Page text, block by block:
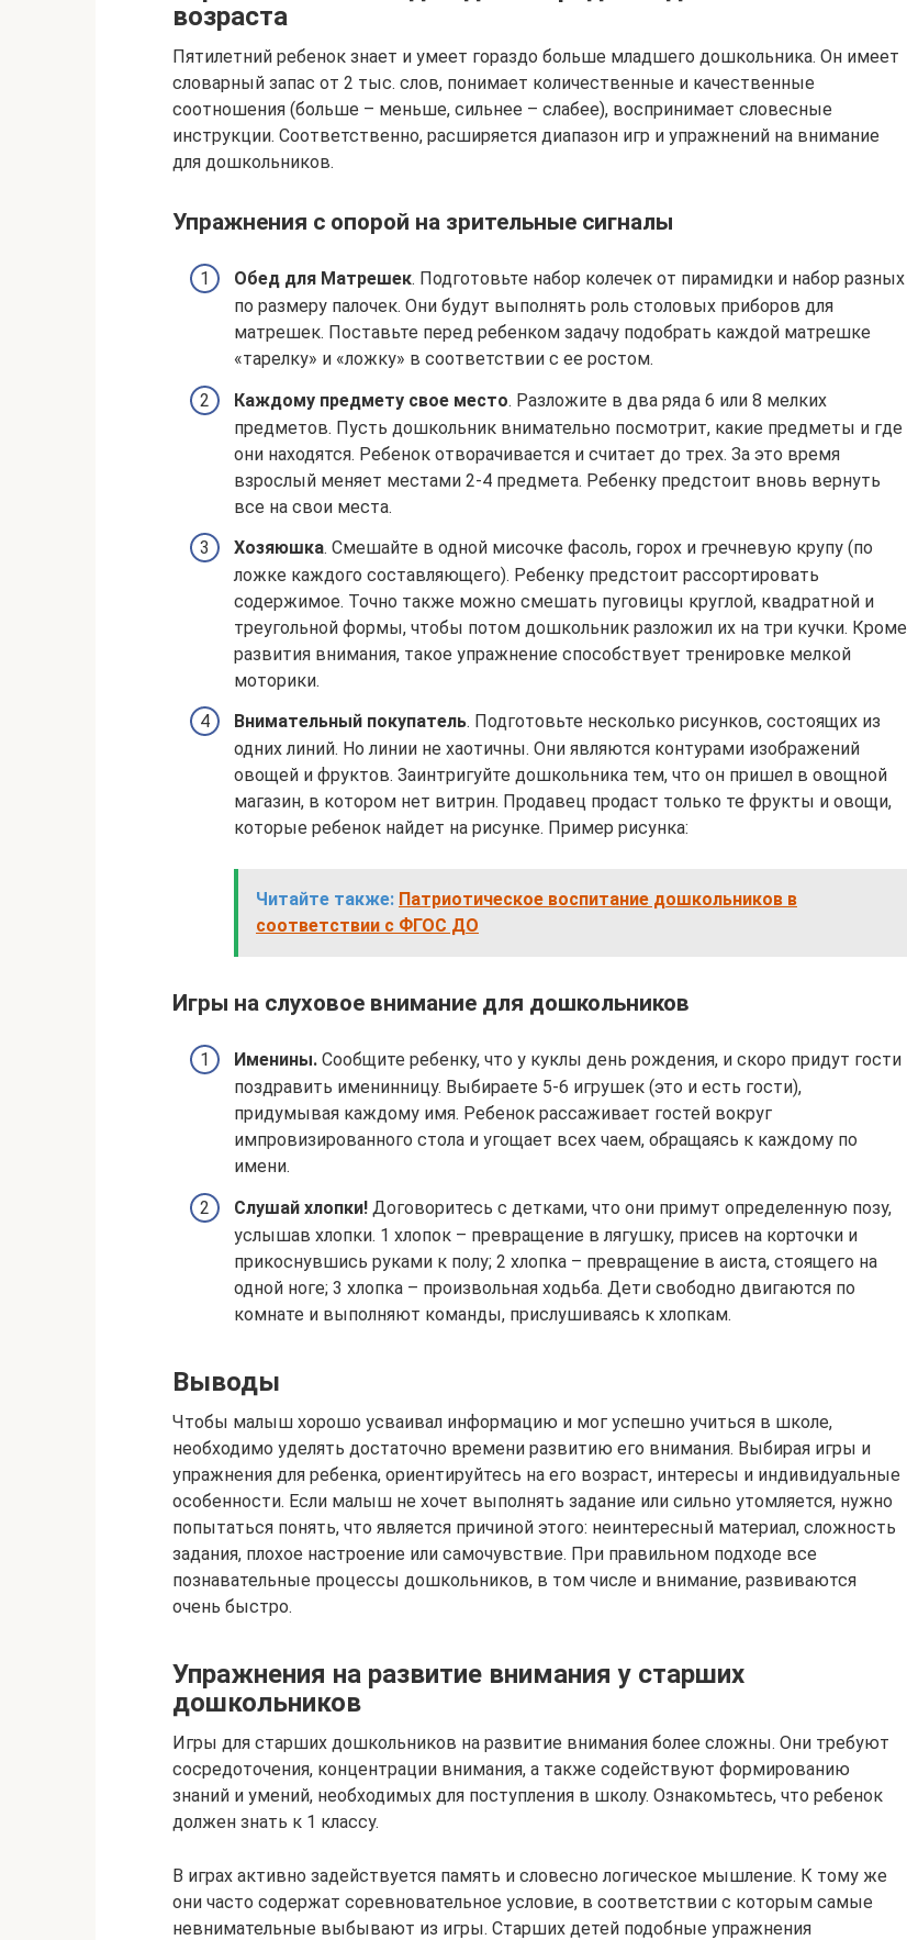
возраста
Пятилетний ребенок знает и умеет гораздо больше младшего дошкольника. Он имеет
словарный запас от 2 тыс. слов, понимает количественные и качественные
соотношения (больше – меньше, сильнее – слабее), воспринимает словесные
инструкции. Соответственно, расширяется диапазон игр и упражнений на внимание
для дошкольников.
Упражнения с опорой на зрительные сигналы
Обед для Матрешек. Подготовьте набор колечек от пирамидки и набор разных
по размеру палочек. Они будут выполнять роль столовых приборов для
матрешек. Поставьте перед ребенком задачу подобрать каждой матрешке
«тарелку» и «ложку» в соответствии с ее ростом.
Каждому предмету свое место. Разложите в два ряда 6 или 8 мелких
предметов. Пусть дошкольник внимательно посмотрит, какие предметы и где
они находятся. Ребенок отворачивается и считает до трех. За это время
взрослый меняет местами 2-4 предмета. Ребенку предстоит вновь вернуть
все на свои места.
Хозяюшка. Смешайте в одной мисочке фасоль, горох и гречневую крупу (по
ложке каждого составляющего). Ребенку предстоит рассортировать
содержимое. Точно также можно смешать пуговицы круглой, квадратной и
треугольной формы, чтобы потом дошкольник разложил их на три кучки. Кроме
развития внимания, такое упражнение способствует тренировке мелкой
моторики.
Внимательный покупатель. Подготовьте несколько рисунков, состоящих из
одних линий. Но линии не хаотичны. Они являются контурами изображений
овощей и фруктов. Заинтригуйте дошкольника тем, что он пришел в овощной
магазин, в котором нет витрин. Продавец продаст только те фрукты и овощи,
которые ребенок найдет на рисунке. Пример рисунка:
Читайте также: Патриотическое воспитание дошкольников в
соответствии с ФГОС ДО
Игры на слуховое внимание для дошкольников
Именины. Сообщите ребенку, что у куклы день рождения, и скоро придут гости
поздравить именинницу. Выбираете 5-6 игрушек (это и есть гости),
придумывая каждому имя. Ребенок рассаживает гостей вокруг
импровизированного стола и угощает всех чаем, обращаясь к каждому по
имени.
Слушай хлопки! Договоритесь с детками, что они примут определенную позу,
услышав хлопки. 1 хлопок – превращение в лягушку, присев на корточки и
прикоснувшись руками к полу; 2 хлопка – превращение в аиста, стоящего на
одной ноге; 3 хлопка – произвольная ходьба. Дети свободно двигаются по
комнате и выполняют команды, прислушиваясь к хлопкам.
Выводы
Чтобы малыш хорошо усваивал информацию и мог успешно учиться в школе,
необходимо уделять достаточно времени развитию его внимания. Выбирая игры и
упражнения для ребенка, ориентируйтесь на его возраст, интересы и индивидуальные
особенности. Если малыш не хочет выполнять задание или сильно утомляется, нужно
попытаться понять, что является причиной этого: неинтересный материал, сложность
задания, плохое настроение или самочувствие. При правильном подходе все
познавательные процессы дошкольников, в том числе и внимание, развиваются
очень быстро.
Упражнения на развитие внимания у старших
дошкольников
Игры для старших дошкольников на развитие внимания более сложны. Они требуют
сосредоточения, концентрации внимания, а также содействуют формированию
знаний и умений, необходимых для поступления в школу. Ознакомьтесь, что ребенок
должен знать к 1 классу.
В играх активно задействуется память и словесно логическое мышление. К тому же
они часто содержат соревновательное условие, в соответствии с которым самые
невнимательные выбывают из игры. Старших детей подобные упражнения